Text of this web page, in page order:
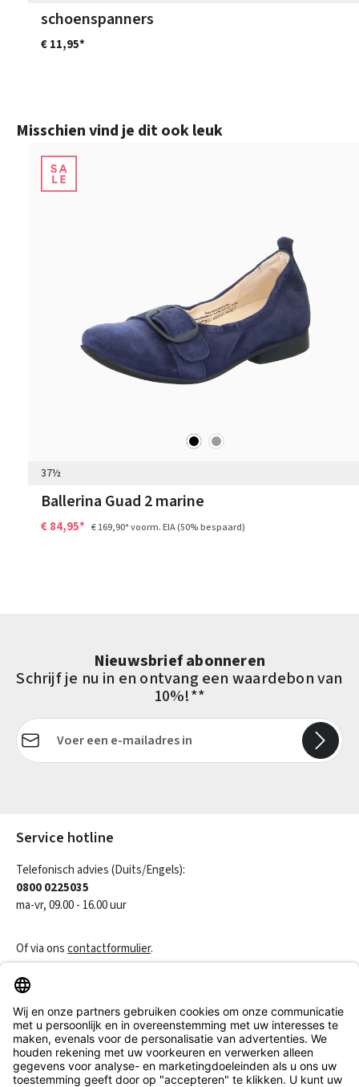
schoenspanners
€ 11,95*
Productgalerij overslaan
Misschien vind je dit ook leuk
zwartgrijs
37½
Ballerina Guad 2 marine
€ 84,95* € 169,90*voorm. EIA(50% bespaard)
Nieuwsbrief abonneren
Schrijf je nu in en ontvang een waardebon van
10%!**
E-mailadres*
Service hotline
Telefonisch advies (Duits/Engels):
0800 0225035
ma-vr, 09.00 - 16.00 uur
Of via onscontactformulier.
Klantenservice